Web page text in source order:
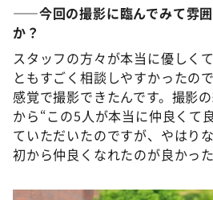
――今回の撮影に臨んでみて雰
か？
スタッフの方々が本当に優しく
ともすごく相談しやすかったの
感覚で撮影できたんです。撮影
から“この5人が本当に仲良くて
ていただいたのですが、やはり
初から仲良くなれたのが良かった